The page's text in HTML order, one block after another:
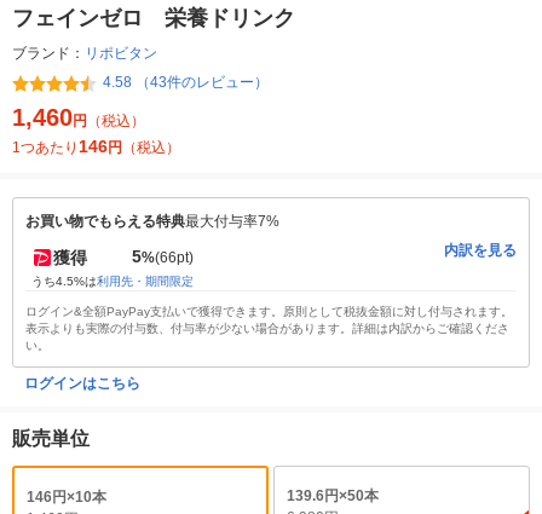
フェインゼロ 栄養ドリンク
ブランド： リポビタン
4.58 （43件のレビュー）
1,460円
（税込）
1つあたり 146円 （税込）
お買い物でもらえる特典最大付与率7%
獲得 5%(66pt)
うち4.5%は利用先・期間限定
内訳を見る
ログイン&全額PayPay支払いで獲得できます。原則として税抜金額に対し付与されます。
表示よりも実際の付与数、付与率が少ない場合があります。詳細は内訳からご確認くださ
い。
ログインはこちら
販売単位
146円×10本
139.6円×50本